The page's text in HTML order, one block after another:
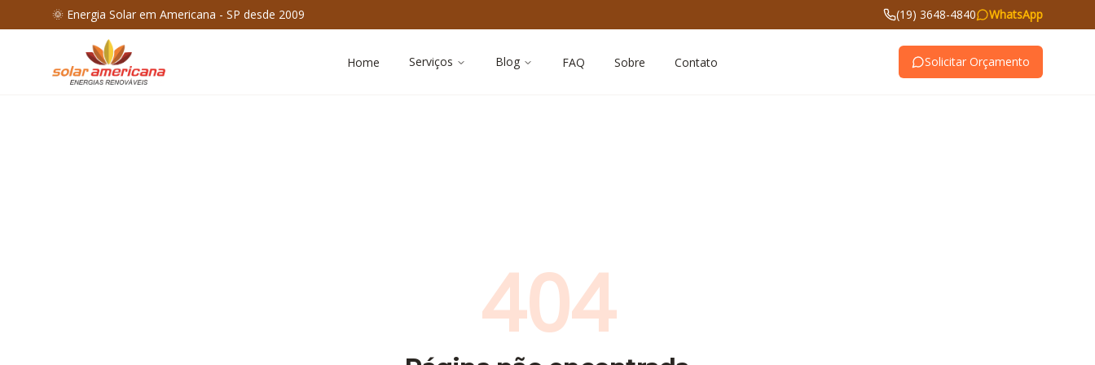
🌞 Energia Solar em Americana - SP desde 2009 (19) 3648-4840 WhatsApp
Home Serviços Blog FAQ Sobre Contato Solicitar Orçamento
404